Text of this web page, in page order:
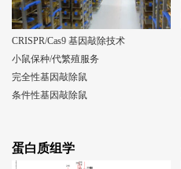
CRISPR/Cas9 基因敲除技术
小鼠保种/代繁殖服务
完全性基因敲除鼠
条件性基因敲除鼠
蛋白质组学